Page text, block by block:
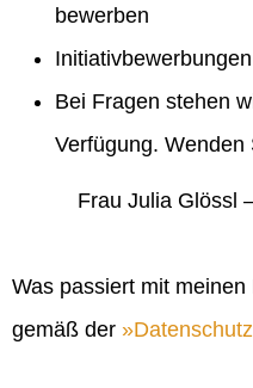
bewerben
Bei Fragen stehen
Verfügung.
Frau Julia Glössl –
Was passiert mit
gemäß der